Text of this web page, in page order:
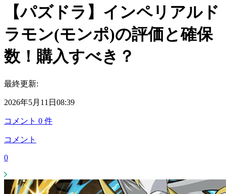
【パズドラ】インペリアルド
ラモン(モンポ)の評価と確保
数！購入すべき？
最終更新:
2026年5月11日08:39
コメント 0 件
コメント
0